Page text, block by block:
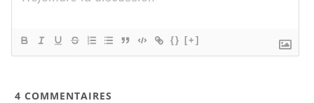
{} [+]
4 COMMENTAIRES